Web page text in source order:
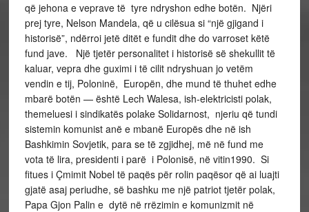
që jehona e veprave të tyre ndryshon edhe botën. Njëri
prej tyre, Nelson Mandela, që u cilësua si “një gjigand i
historisë”, ndërroi jetë ditët e fundit dhe do varroset këtë
fund jave. Një tjetër personalitet i historisë së shekullit të
kaluar, vepra dhe guximi i të cilit ndryshuan jo vetëm
vendin e tij, Poloninë, Europën, dhe mund të thuhet edhe
mbarë botën — është Lech Walesa, ish-elektricisti polak,
themeluesi i sindikatës polake Solidarnost, njeriu që tundi
sistemin komunist anë e mbanë Europës dhe në ish
Bashkimin Sovjetik, para se të zgjidhej, më në fund me
vota të lira, presidenti i parë i Polonisë, në vitin1990. Si
fitues i Çmimit Nobel të paqës për rolin paqësor që ai luajti
gjatë asaj periudhe, së bashku me një patriot tjetër polak,
Papa Gjon Palin e dytë në rrëzimin e komunizmit në